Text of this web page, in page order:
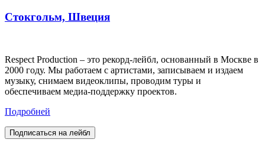
Стокгольм, Швеция
Respect Production – это рекорд-лейбл, основанный в Москве в
2000 году. Мы работаем с артистами, записываем и издаем
музыку, снимаем видеоклипы, проводим туры и
обеспечиваем медиа-поддержку проектов.
Подробней
Подписаться на лейбл